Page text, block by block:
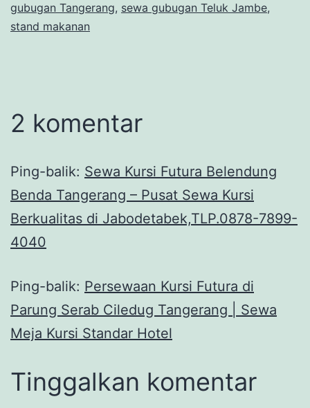
gubugan Tangerang, sewa gubugan Teluk Jambe,
stand makanan
2 komentar
Ping-balik: Sewa Kursi Futura Belendung
Benda Tangerang – Pusat Sewa Kursi
Berkualitas di Jabodetabek,TLP.0878-7899-
4040
Ping-balik: Persewaan Kursi Futura di
Parung Serab Ciledug Tangerang | Sewa
Meja Kursi Standar Hotel
Tinggalkan komentar